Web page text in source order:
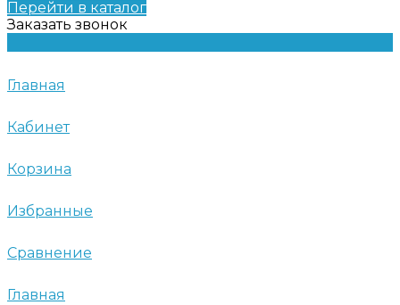
Перейти в каталог
Заказать звонок
Главная
Кабинет
Корзина
Избранные
Сравнение
Главная